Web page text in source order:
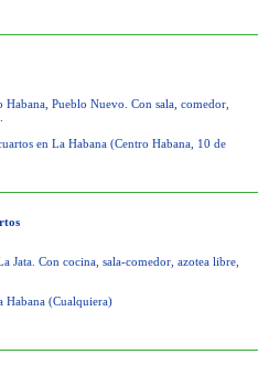
Pueblo Nuevo. Con sala, comedor,
en La Habana (Centro Habana, 10 de
Jata. Con cocina, sala-comedor, azotea libre,
Habana (Cualquiera)